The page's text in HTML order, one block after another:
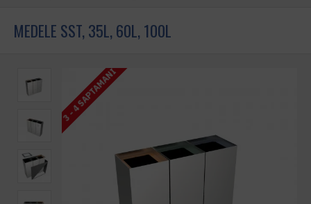
MEDELE SST, 35L, 60L, 100L
3 - 4 SAPTAMANI